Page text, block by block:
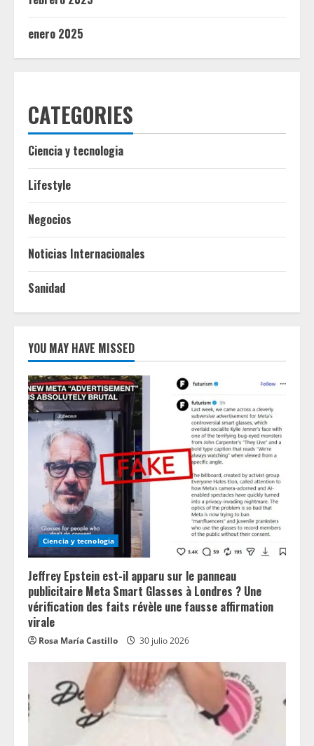
enero 2025
CATEGORIES
Ciencia y tecnologia
Lifestyle
Negocios
Noticias Internacionales
Sanidad
YOU MAY HAVE MISSED
Ciencia y tecnologia
Jeffrey Epstein est-il apparu sur le panneau
publicitaire Meta Smart Glasses à Londres ? Une
vérification des faits révèle une fausse affirmation
virale
Rosa María Castillo 30 julio 2026